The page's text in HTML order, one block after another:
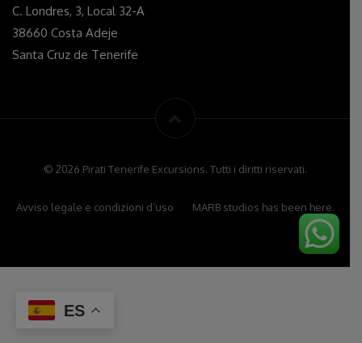
C. Londres, 3, Local 32-A
38660 Costa Adeje
Santa Cruz de Tenerife
© 2026 Pirati Tenerife Excursions. Tutti i diritti riservati.
Avviso legale e condizioni d’uso MARB studios has been here.
ES